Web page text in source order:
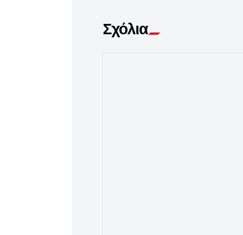
Σχόλια